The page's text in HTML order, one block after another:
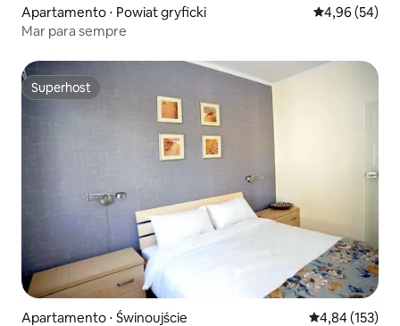
Apartamento ⋅ Powiat gryficki 4,96 de uma
4,96 (54)
Mar para sempre
Superhost
Superhost
Apartamento ⋅ Świnoujście 4,84 de uma
4,84 (153)